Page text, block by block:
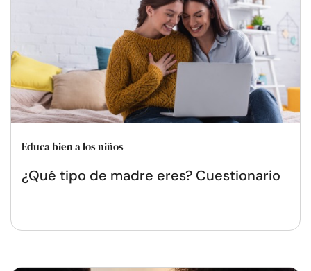
Educa bien a los niños
¿Qué tipo de madre eres? Cuestionario